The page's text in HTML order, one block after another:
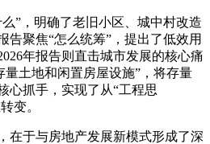
”，明确了老旧小区、城中村改造
告聚焦“怎么统筹”，提出了低效用
年报告则直击城市发展的核心痛
量土地和闲置房屋设施”，将存量
心抓手，实现了从“工程思
变。
于与房地产发展新模式形成了深